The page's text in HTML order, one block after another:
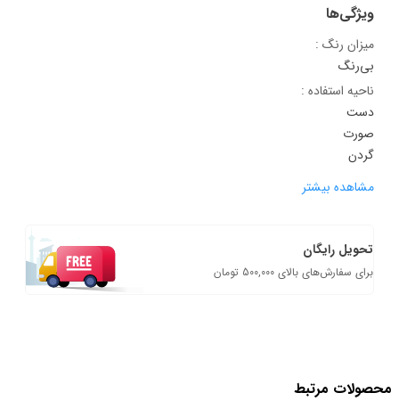
ویژگی‌ها
میزان رنگ :
بی‌رنگ
ناحیه استفاده :
دست
صورت
گردن
مشاهده بیشتر
تحویل رایگان
برای سفارش‌های بالای 500,000 تومان
محصولات مرتبط